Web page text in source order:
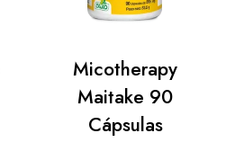
Micotherapy
Maitake 90
Cápsulas